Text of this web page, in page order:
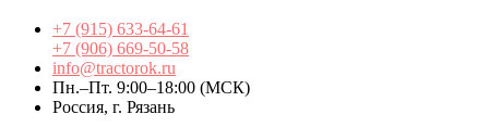
+7 (915) 633-64-61
+7 (906) 669-50-58
info@tractorok.ru
Пн.–Пт. 9:00–18:00 (МСК)
Россия, г. Рязань